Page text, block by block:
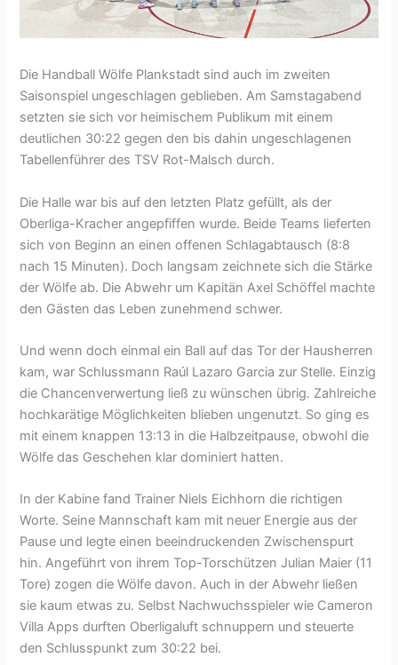
Die Handball Wölfe Plankstadt sind auch im zweiten
Saisonspiel ungeschlagen geblieben. Am Samstagabend
setzten sie sich vor heimischem Publikum mit einem
deutlichen 30:22 gegen den bis dahin ungeschlagenen
Tabellenführer des TSV Rot-Malsch durch.
Die Halle war bis auf den letzten Platz gefüllt, als der
Oberliga-Kracher angepfiffen wurde. Beide Teams lieferten
sich von Beginn an einen offenen Schlagabtausch (8:8
nach 15 Minuten). Doch langsam zeichnete sich die Stärke
der Wölfe ab. Die Abwehr um Kapitän Axel Schöffel machte
den Gästen das Leben zunehmend schwer.
Und wenn doch einmal ein Ball auf das Tor der Hausherren
kam, war Schlussmann Raúl Lazaro Garcia zur Stelle. Einzig
die Chancenverwertung ließ zu wünschen übrig. Zahlreiche
hochkarätige Möglichkeiten blieben ungenutzt. So ging es
mit einem knappen 13:13 in die Halbzeitpause, obwohl die
Wölfe das Geschehen klar dominiert hatten.
In der Kabine fand Trainer Niels Eichhorn die richtigen
Worte. Seine Mannschaft kam mit neuer Energie aus der
Pause und legte einen beeindruckenden Zwischenspurt
hin. Angeführt von ihrem Top-Torschützen Julian Maier (11
Tore) zogen die Wölfe davon. Auch in der Abwehr ließen
sie kaum etwas zu. Selbst Nachwuchsspieler wie Cameron
Villa Apps durften Oberligaluft schnuppern und steuerte
den Schlusspunkt zum 30:22 bei.